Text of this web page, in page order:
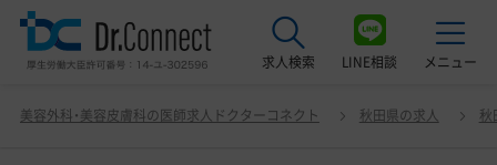
求人検索 LINE相談 メニュー
美容外科・美容皮膚科の医師求人ドクターコネクト 秋田県の求人 秋
秋田県の美容皮膚科の医師求人一覧 変更